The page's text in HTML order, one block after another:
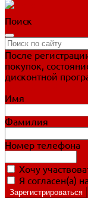
Поиск
После
покупок,
дисконтной
Имя
Фамилия
Номер телефона
Хочу
Я согласен(а)